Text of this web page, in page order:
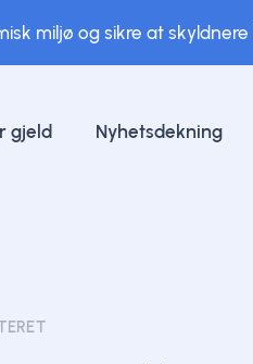
miljø og sikre at skyldnere
gjeld Nyhetsdekning